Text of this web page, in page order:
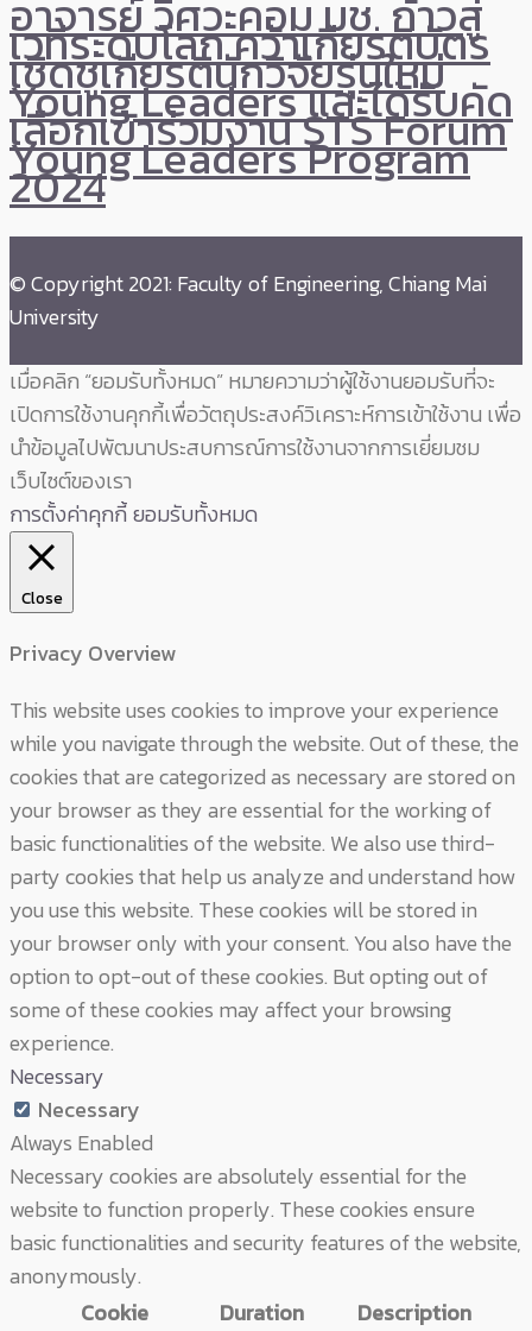
อาจารย์ วิศวะคอม มช. ก้าวสู่
เวทีระดับโลก คว้าเกียรติบัตร
เชิดชูเกียรตินักวิจัยรุ่นใหม่
Young Leaders และได้รับคัด
เลือกเข้าร่วมงาน STS Forum
Young Leaders Program
2024
© Copyright 2021: Faculty of Engineering, Chiang Mai
University
เมื่อคลิก “ยอมรับทั้งหมด” หมายความว่าผู้ใช้งานยอมรับที่จะ
เปิดการใช้งานคุกกี้เพื่อวัตถุประสงค์วิเคราะห์การเข้าใช้งาน เพื่อ
นำข้อมูลไปพัฒนาประสบการณ์การใช้งานจากการเยี่ยมชม
เว็บไซต์ของเรา
การตั้งค่าคุกกี้ยอมรับทั้งหมด
Close
Privacy Overview
This website uses cookies to improve your experience
while you navigate through the website. Out of these, the
cookies that are categorized as necessary are stored on
your browser as they are essential for the working of
basic functionalities of the website. We also use third-
party cookies that help us analyze and understand how
you use this website. These cookies will be stored in
your browser only with your consent. You also have the
option to opt-out of these cookies. But opting out of
some of these cookies may affect your browsing
experience.
Necessary
Necessary
Always Enabled
Necessary cookies are absolutely essential for the
website to function properly. These cookies ensure
basic functionalities and security features of the website,
anonymously.
Cookie
Duration Description